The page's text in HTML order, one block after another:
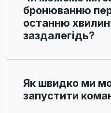
бронюванню
останню
заздалегідь?
Як швидко ми
запустити